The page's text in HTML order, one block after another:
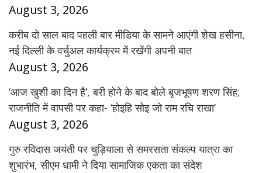
August 3, 2026
करीब दो साल बाद पहली बार मीडिया के सामने आएंगी शेख हसीना,
नई दिल्ली के वर्चुअल कार्यक्रम में रखेंगी अपनी बात
August 3, 2026
‘आज खुशी का दिन है’, बरी होने के बाद बोले बृजभूषण शरण सिंह;
राजनीति में वापसी पर कहा- ‘होइहि सोइ जो राम रचि राखा’
August 3, 2026
गुरु रविदास जयंती पर चुड़ियाला से समरसता संकल्प यात्रा का
शुभारंभ, सीएम धामी ने दिया सामाजिक एकता का संदेश